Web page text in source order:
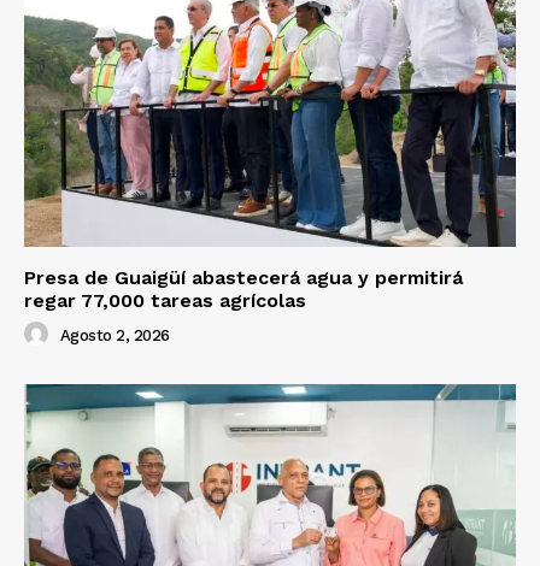
Presa de Guaigüí abastecerá agua y permitirá
regar 77,000 tareas agrícolas
Agosto 2, 2026